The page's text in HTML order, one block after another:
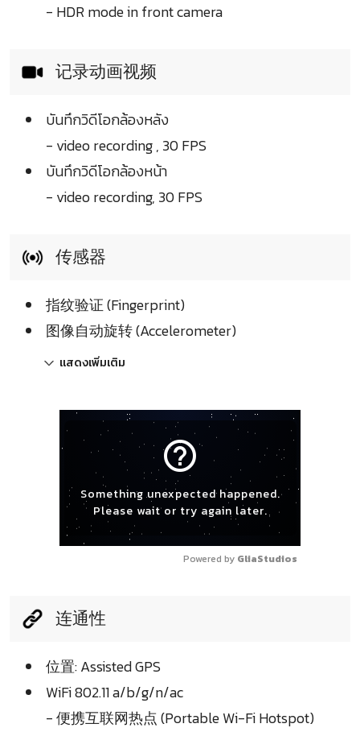
- HDR mode in front camera
记录动画视频
บันทึกวิดีโอกล้องหลัง
- video recording , 30 FPS
บันทึกวิดีโอกล้องหน้า
- video recording, 30 FPS
传感器
指纹验证 (Fingerprint)
图像自动旋转 (Accelerometer)
แสดงเพิ่มเติม
help_outline
Something unexpected happened.
Please wait or try again later.
Powered by GliaStudios
连通性
位置: Assisted GPS
WiFi 802.11 a/b/g/n/ac
- 便携互联网热点 (Portable Wi-Fi Hotspot)